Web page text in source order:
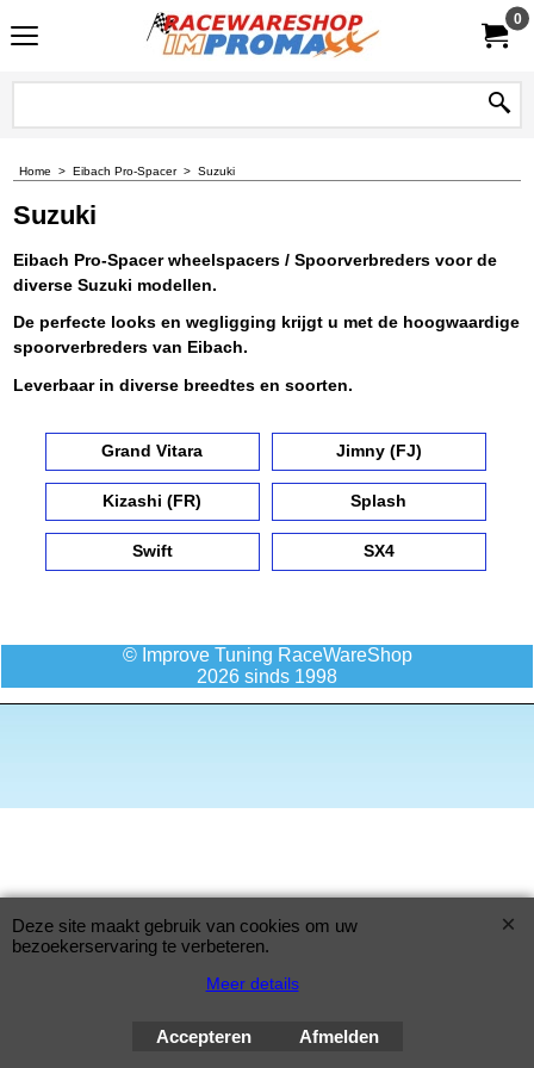
0
Home > Eibach Pro-Spacer> Suzuki
Suzuki
Eibach Pro-Spacer wheelspacers / Spoorverbreders voor de
diverse Suzuki modellen.
De perfecte looks en wegligging krijgt u met de hoogwaardige
spoorverbreders van Eibach.
Leverbaar in diverse breedtes en soorten.
Grand Vitara Jimny (FJ)
Kizashi (FR) Splash
Swift SX4
© Improve Tuning RaceWareShop
2026 sinds 1998
Deze site maakt gebruik van cookies om uw
bezoekerservaring te verbeteren.
Meer details
Accepteren Afmelden